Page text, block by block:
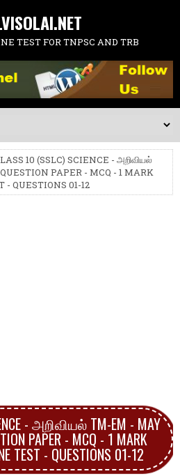
TEST FOR TNPSC AND TRB
10 (SSLC) SCIENCE - அறிவியல்
PAPER - MCQ - 1 MARK
- QUESTIONS 01-12
- அறிவியல் TM-EM - MAY
PAPER - MCQ - 1 MARK
TEST - QUESTIONS 01-12